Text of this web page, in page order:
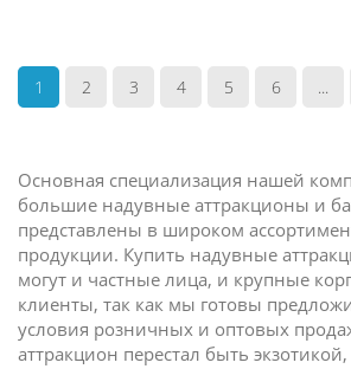
1 2 3 4 5 6 ...
Основная специализация нашей
большие надувные аттракционы и
представлены в широком
продукции. Купить надувные
могут и частные лица, и крупные
клиенты, так как мы готовы
условия розничных и оптовых
аттракцион перестал быть